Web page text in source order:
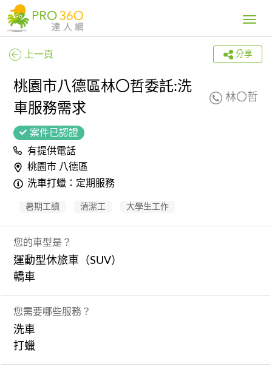
Toggle
上一頁 分享
桃園市八德區林〇哲委託:洗
車服務需求
林〇哲
案件已認證
有提供電話
桃園市 八德區
洗車打蠟：定期服務
暑期工讀 清潔工 大學生工作
您的車型是？
運動型休旅車（SUV）
轎車
您需要哪些服務？
洗車
打蠟